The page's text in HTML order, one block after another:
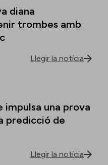
diana
trombes amb
Llegir la notícia
una prova
predicció de
Llegir la notícia